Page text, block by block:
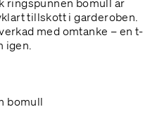
tillskott i garderoben.
med omtanke – en t-
igen.
bomull